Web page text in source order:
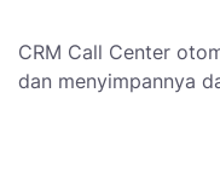
CRM Call Center
dan menyimpannya